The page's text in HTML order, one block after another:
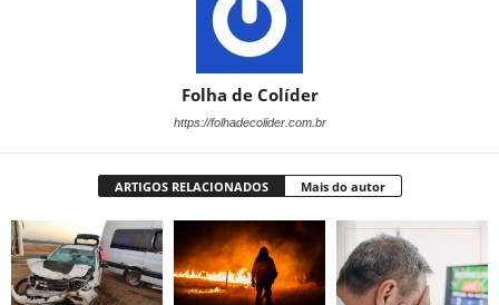
Folha de Colíder
https://folhadecolider.com.br
ARTIGOS RELACIONADOS Mais do autor